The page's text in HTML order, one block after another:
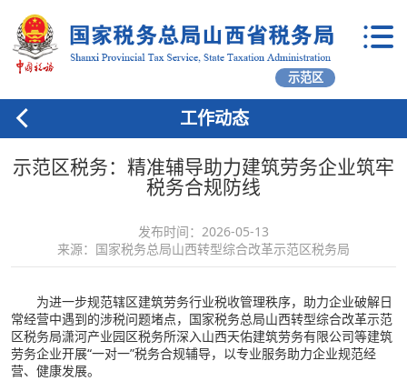
示范区
工作动态
示范区税务：精准辅导助力建筑劳务企业筑牢
税务合规防线
发布时间：2026-05-13
来源：国家税务总局山西转型综合改革示范区税务局
为进一步规范辖区建筑劳务行业税收管理秩序，助力企业破解日
常经营中遇到的涉税问题堵点，国家税务总局山西转型综合改革示范
区税务局潇河产业园区税务所深入山西天佑建筑劳务有限公司等建筑
劳务企业开展“一对一”税务合规辅导，以专业服务助力企业规范经
营、健康发展。